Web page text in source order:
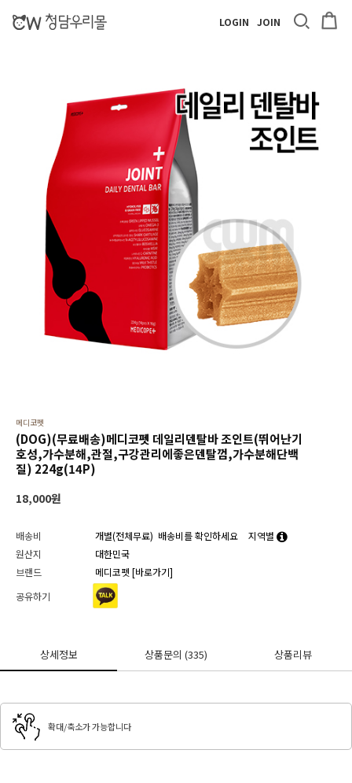
LOGIN JOIN
메디코펫
(DOG)(무료배송)메디코펫 데일리덴탈바 조인트(뛰어난기
호성,가수분해,관절,구강관리에좋은덴탈껌,가수분해단백
질) 224g(14P)
18,000원
배송비 개별(전체무료) 배송비를 확인하세요
지역별
원산지
대한민국
브랜드
메디코펫 [바로가기]
공유하기
상세정보 상품문의 (335) 상품리뷰
확대/축소가 가능합니다